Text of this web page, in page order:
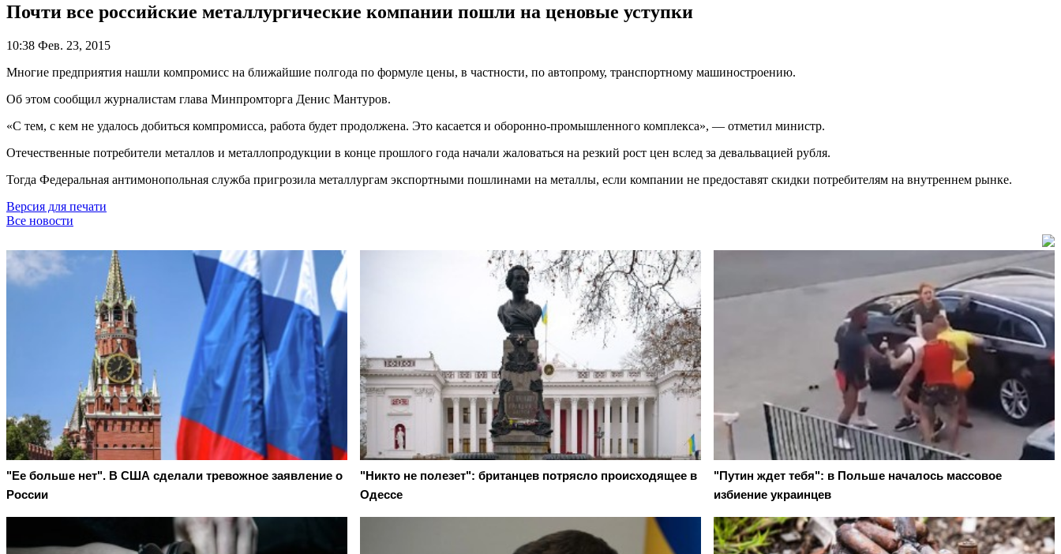
Почти все российские металлургические компании пошли на ценовые уступки
10:38 Фев. 23, 2015
Многие предприятия нашли компромисс на ближайшие полгода по формуле цены, в частности, по автопрому, транспортному машиностроению.
Об этом сообщил журналистам глава Минпромторга Денис Мантуров.
«С тем, с кем не удалось добиться компромисса, работа будет продолжена. Это касается и оборонно-промышленного комплекса», — отметил министр.
Отечественные потребители металлов и металлопродукции в конце прошлого года начали жаловаться на резкий рост цен вслед за девальвацией рубля.
Тогда Федеральная антимонопольная служба пригрозила металлургам экспортными пошлинами на металлы, если компании не предоставят скидки потребителям на внутреннем рынке.
Версия для печати
Все новости
"Ее больше нет". В США сделали тревожное заявление о
России
"Никто не полезет": британцев потрясло происходящее в
Одессе
"Путин ждет тебя": в Польше началось массовое
избиение украинцев